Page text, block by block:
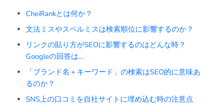
CheiRankとは何か？
文法ミスやスペルミスは検索順位に影響するのか？
リンクの貼り方がSEOに影響するのはどんな時？
Googleの回答は…
「ブランド名＋キーワード」の検索はSEO的に意味あ
るのか？
SNS上の口コミを自社サイトに埋め込む時の注意点